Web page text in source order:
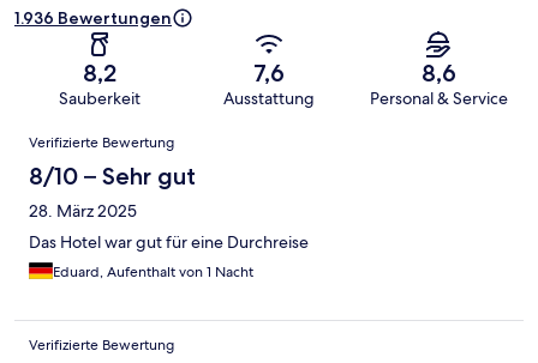
1.936 Bewertungen
8,2
Sauberkeit
7,6
Ausstattung
8,6
Personal & Service
Bewertungen
Verifizierte Bewertung
8/10 – Sehr gut
28. März 2025
Das Hotel war gut für eine Durchreise
Eduard, Aufenthalt von 1 Nacht
Verifizierte Bewertung